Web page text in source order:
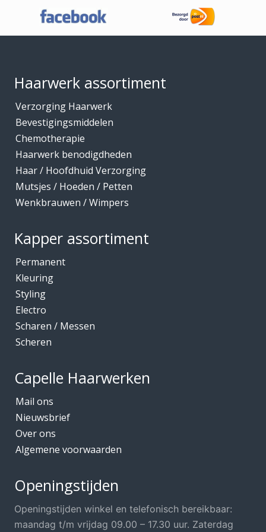
Haaraccessoires
Haarwerken
High Heat Fiber
Hoofdhuidverzorging
Hygiene
Kammen
Kapmantels / Verfschorten
Kappers benodigdheden
Kapperskoffers / Etuis
Mediceuticals bij Chemo
Mediceuticals bij Haarherstel/verzorging
Mediceuticals bij Haaruitval
Merken O.A.
Mobiele Kapper
Mutsjes *Opruiming*
Mutsjes / Hoeden / Petten
Nieuw in ons assortiment
Ontharen
Haarwerk assortiment
Verzorging Haarwerk
Bevestigingsmiddelen
Chemotherapie
Haarwerk benodigdheden
Haar / Hoofdhuid Verzorging
Mutsjes / Hoeden / Petten
Wenkbrauwen / Wimpers
Kapper assortiment
Permanent
Kleuring
Styling
Electro
Scharen / Messen
Scheren
Capelle Haarwerken
Mail ons
Nieuwsbrief
Over ons
Algemene voorwaarden
Openingstijden
Openingstijden winkel en telefonisch bereikbaar:
maandag t/m vrijdag 09.00 – 17.30 uur. Zaterdag